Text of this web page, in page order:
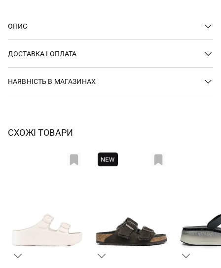
ОПИС
ДОСТАВКА І ОПЛАТА
НАЯВНІСТЬ В МАГАЗИНАХ
СХОЖІ ТОВАРИ